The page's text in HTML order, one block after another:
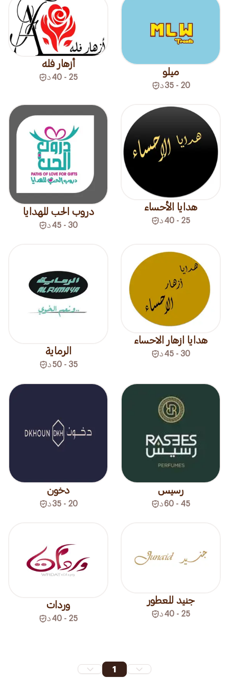
ميلو
20 - 35 د
أزهار فله
25 - 40 د
هدايا الأحساء
25 - 40 د
دروب الحب للهدايا
30 - 45 د
هدايا ازهار الاحساء
30 - 45 د الرماية
35 - 50 د
رسيس
45 - 60 د
دخون
20 - 35 د
جنيد للعطور
25 - 40 د
وردات
25 - 40 د
1